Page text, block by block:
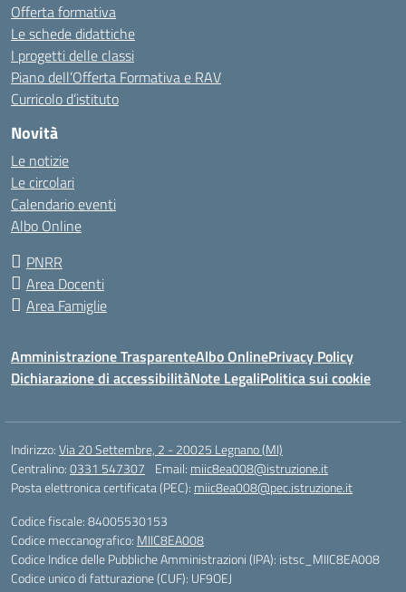
Offerta formativa
Le schede didattiche
I progetti delle classi
Piano dell’Offerta Formativa e RAV
Curricolo d’istituto
Novità
Le notizie
Le circolari
Calendario eventi
Albo Online
PNRR
Area Docenti
Area Famiglie
Amministrazione TrasparenteAlbo OnlinePrivacy Policy
Dichiarazione di accessibilitàNote LegaliPolitica sui cookie
Indirizzo:Via 20 Settembre, 2 - 20025 Legnano (MI)
Centralino:0331 547307 Email: miic8ea008@istruzione.it
Posta elettronica certificata (PEC): miic8ea008@pec.istruzione.it
Codice fiscale: 84005530153
Codice meccanografico: MIIC8EA008
Codice Indice delle Pubbliche Amministrazioni (IPA): istsc_MIIC8EA008
Codice unico di fatturazione (CUF): UF9OEJ